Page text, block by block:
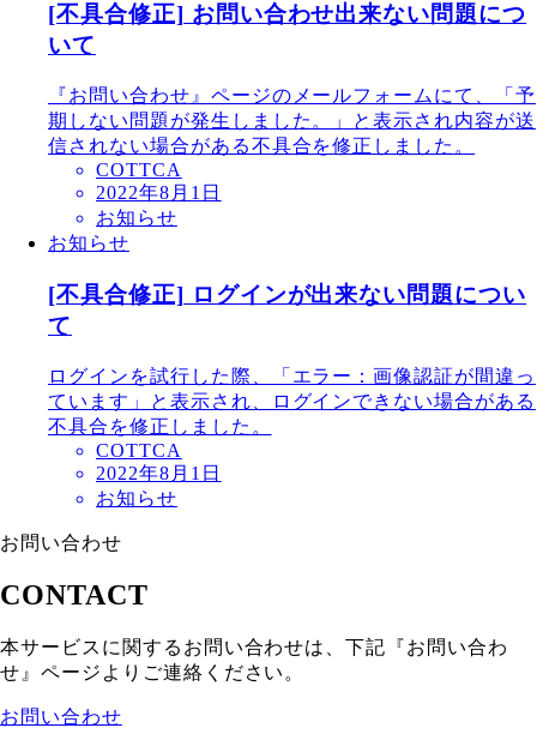
[不具合修正] お問い合わせ出来ない問題につ
いて
『お問い合わせ』ページのメールフォームにて、「予
期しない問題が発生しました。」と表示され内容が送
信されない場合がある不具合を修正しました。
COTTCA
2022年8月1日
お知らせ
お知らせ
[不具合修正] ログインが出来ない問題につい
て
ログインを試行した際、「エラー：画像認証が間違っ
ています」と表示され、ログインできない場合がある
不具合を修正しました。
COTTCA
2022年8月1日
お知らせ
お問い合わせ
CONTACT
本サービスに関するお問い合わせは、下記『お問い合わ
せ』ページよりご連絡ください。
お問い合わせ